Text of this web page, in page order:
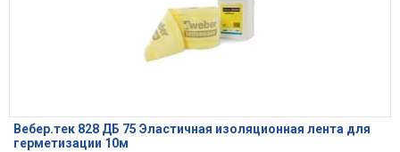
Вебер.тек 828 ДБ 75 Эластичная изоляционная лента для
герметизации 10м